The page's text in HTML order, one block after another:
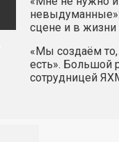
невыдуманные»:
сцене и в жизни
«Мы создаём то,
есть». Большой
сотрудницей